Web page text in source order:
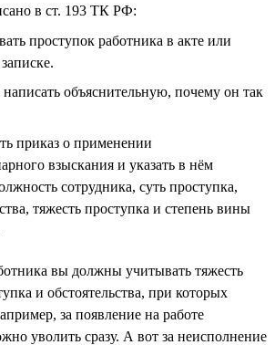
в ст. 193 ТК РФ:
проступок работника в акте или
объяснительную, почему он так
приказ о применении
взыскания и указать в нём
сотрудника, суть проступка,
тяжесть проступка и степень вины
вы должны учитывать тяжесть
и обстоятельства, при которых
за появление на работе
уволить сразу. А вот за неисполнение